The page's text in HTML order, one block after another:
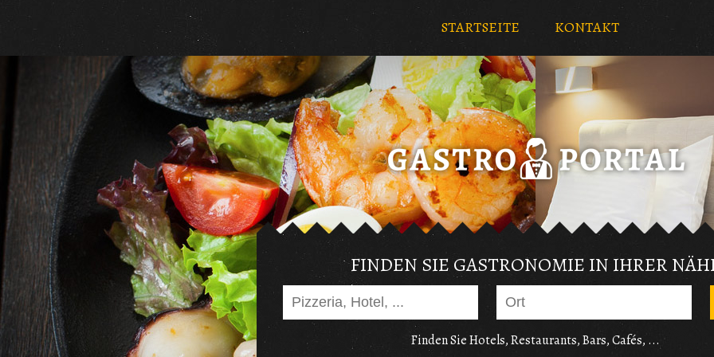
STARTSEITE KONTAKT
FINDEN SIE GASTRONOMIE IN IHRER
Finden Sie Hotels, Restaurants, Bars, Cafés, ...